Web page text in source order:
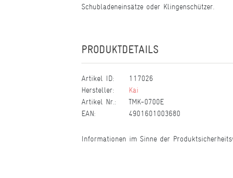
Schubladeneinsätze oder Klingenschützer.
PRODUKTDETAILS
Artikel ID:
117026
Hersteller:
Kai
Artikel Nr.:
TMK-0700E
EAN:
4901601003680
Informationen im Sinne der